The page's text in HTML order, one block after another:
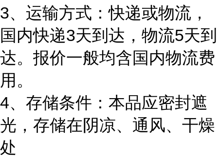
3、运输方式：快递或物流，
国内快递3天到达，物流5天到
达。报价一般均含国内物流费
用。
4、存储条件：本品应密封遮
光，存储在阴凉、通风、干燥
处